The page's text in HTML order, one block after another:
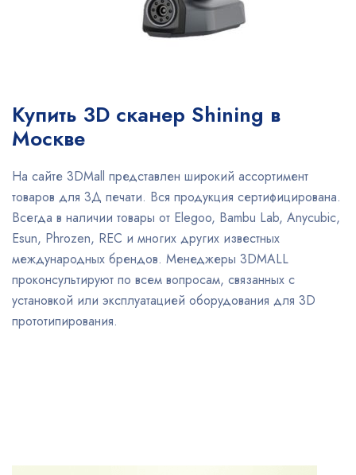
Купить 3D сканер Shining в
Москве
На сайте 3DMall представлен широкий ассортимент
товаров для 3Д печати. Вся продукция сертифицирована.
Всегда в наличии товары от Elegoo, Bambu Lab, Anycubic,
Esun, Phrozen, REC и многих других известных
международных брендов. Менеджеры 3DMALL
проконсультируют по всем вопросам, связанных с
установкой или эксплуатацией оборудования для 3D
прототипирования.